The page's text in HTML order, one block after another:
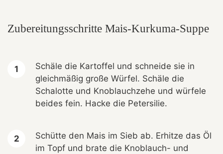
Zubereitungsschritte Mais-Kurkuma-Suppe
Schäle die Kartoffel und schneide sie in
gleichmäßig große Würfel. Schäle die
Schalotte und Knoblauchzehe und würfele
beides fein. Hacke die Petersilie.
Schütte den Mais im Sieb ab. Erhitze das Öl
im Topf und brate die Knoblauch- und